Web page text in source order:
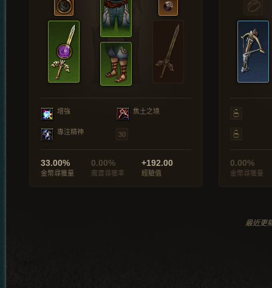
增強 焦土之境
專注精神
33.00%
金幣尋獲量
0.00%
魔寶尋獲率
+192.00
經驗值
0.00%
金幣尋獲量
最近更